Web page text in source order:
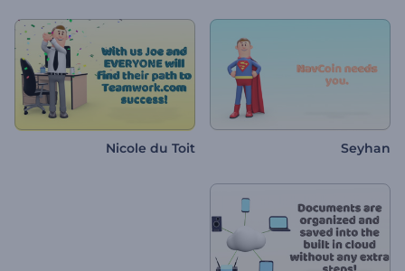
Seyhan
Nicole du Toit